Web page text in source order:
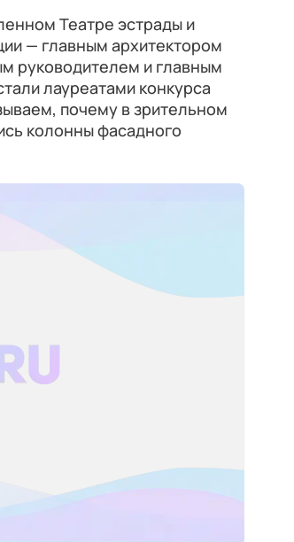
Театре эстрады и
— главным архитектором
руководителем и главным
лауреатами конкурса
почему в зрительном
колонны фасадного